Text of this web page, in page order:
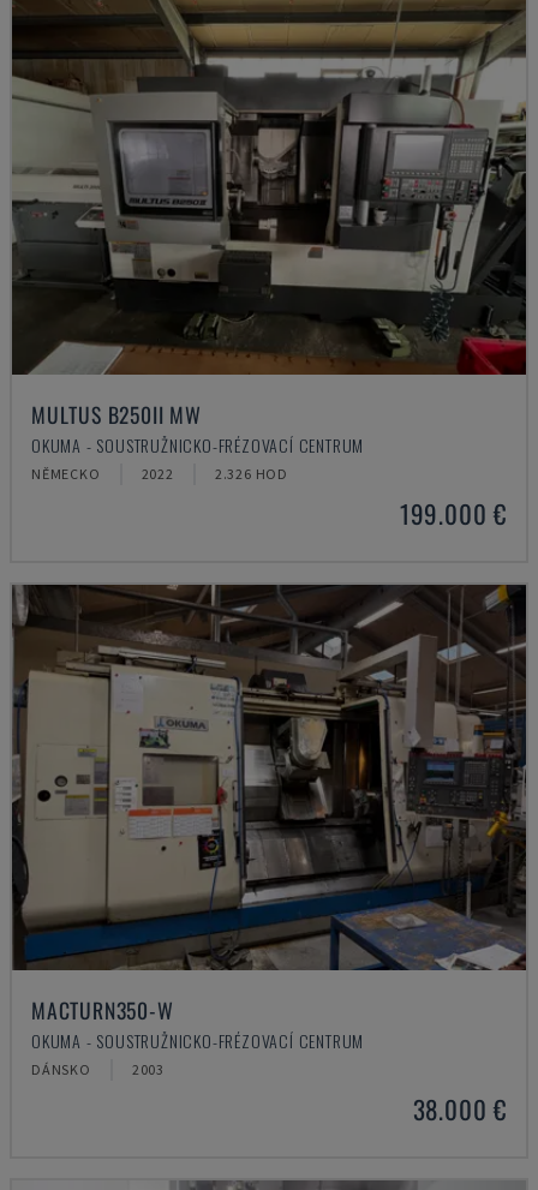
MULTUS B250II MW
OKUMA - SOUSTRUŽNICKO-FRÉZOVACÍ CENTRUM
NĚMECKO 2022 2.326 HOD
199.000 €
MACTURN350-W
OKUMA - SOUSTRUŽNICKO-FRÉZOVACÍ CENTRUM
DÁNSKO 2003
38.000 €